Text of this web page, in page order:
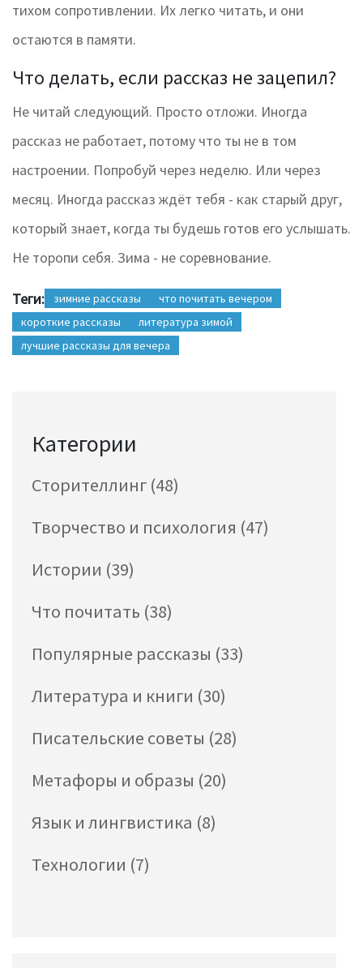
тихом сопротивлении. Их легко читать, и они
остаются в памяти.
Что делать, если рассказ не зацепил?
Не читай следующий. Просто отложи. Иногда
рассказ не работает, потому что ты не в том
настроении. Попробуй через неделю. Или через
месяц. Иногда рассказ ждёт тебя - как старый друг,
который знает, когда ты будешь готов его услышать.
Не торопи себя. Зима - не соревнование.
Теги: зимние рассказы
что почитать вечером
короткие рассказы
литература зимой
лучшие рассказы для вечера
Категории
Сторителлинг (48)
Творчество и психология (47)
Истории (39)
Что почитать (38)
Популярные рассказы (33)
Литература и книги (30)
Писательские советы (28)
Метафоры и образы (20)
Язык и лингвистика (8)
Технологии (7)